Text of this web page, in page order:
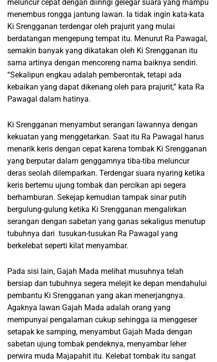
meluncur cepat dengan diiringi gelegar suara yang mampu
menembus rongga jantung lawan. Ia tidak ingin kata-kata
Ki Srengganan terdengar oleh prajurit yang mulai
berdatangan mengepung tempat itu. Menurut Ra Pawagal,
semakin banyak yang dikatakan oleh Ki Srengganan itu
sama artinya dengan mencoreng nama baiknya sendiri.
“Sekalipun engkau adalah pemberontak, tetapi ada
kebaikan yang dapat dikenang oleh para prajurit,” kata Ra
Pawagal dalam hatinya.
Ki Srengganan menyambut serangan lawannya dengan
kekuatan yang menggetarkan. Saat itu Ra Pawagal harus
menarik keris dengan cepat karena tombak Ki Srengganan
yang berputar dalam genggamnya tiba-tiba meluncur
deras seolah dilemparkan. Terdengar suara nyaring ketika
keris bertemu ujung tombak dan percikan api segera
berhamburan. Sekejap kemudian tampak sinar putih
bergulung-gulung ketika Ki Srengganan mengalirkan
serangan dengan sabetan yang ganas sekaligus menutup
tubuhnya dari tusukan-tusukan Ra Pawagal yang
berkelebat seperti kilat menyambar.
Pada sisi lain, Gajah Mada melihat musuhnya telah
bersiap dan tubuhnya segera melejit ke depan mendahului
pembantu Ki Srengganan yang akan menerjangnya.
Agaknya lawan Gajah Mada adalah orang yang
mempunyai pengalaman cukup sehingga ia menggeser
setapak ke samping, menyambut Gajah Mada dengan
sabetan ujung tombak pendeknya, menyambar leher
perwira muda Majapahit itu. Kelebat tombak itu sangat